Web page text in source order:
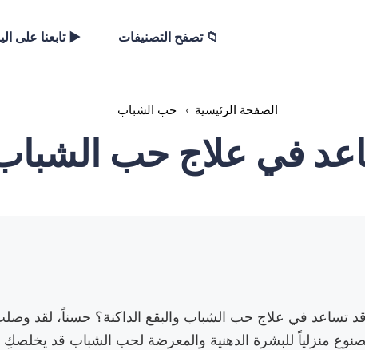
📁 تصفح التصنيفات ▶️ تابعنا على
الصفحة الرئيسية › حب الشباب
في علاج حب الشباب
تساعد في علاج حب الشباب والبقع الداكنة؟ حسناً، لقد
منزلياً للبشرة الدهنية والمعرضة لحب الشباب قد